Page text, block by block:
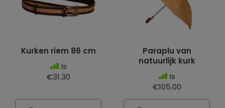
Kurken riem 86 cm
Is
€31.30
Paraplu van
natuurlijk kurk
Is
€105.00